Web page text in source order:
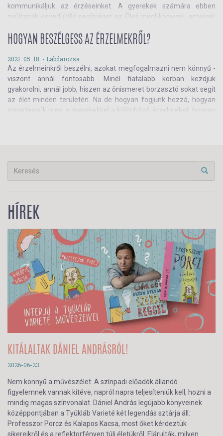
kommunikáljuk az érzéseinket. A gyerekek számára ebben
nyújtanak egyedülálló segítséget az Ölelj meg!-könyvek, amelyek
Ismerd meg a teljes sorozatot!
HOGYAN BESZÉLGESS AZ ÉRZELMEKRŐL?
2021. 05. 18. - Labdarozsa
Az érzelmeinkről beszélni, azokat megfogalmazni nem könnyű -
viszont annál fontosabb. Minél fiatalabb korban kezdjük
gyakorolni, annál jobb, hiszen az önismeret borzasztó sokat segít
az élet minden területén. Na de hogyan fogjunk hozzá, hogyan
ismertessük meg a gyerekekkel a különböző érzelmeket, hogyan
HÍREK
KITÁLALTAK DÁNIEL ANDRÁSRÓL!
2026-06-23
Nem könnyű a művészélet. A színpadi előadók állandó
figyelemnek vannak kitéve, napról napra teljesíteniük kell, hozni a
mindig magas színvonalat. Dániel András legújabb könyveinek
középpontjában a Tyúkláb Varieté két legendás sztárja áll:
Professzor Porcz és Kalapos Kacsa, most őket kérdeztük
sikereikről és a reflektorfényen túli életükről. Elárulták, milyen